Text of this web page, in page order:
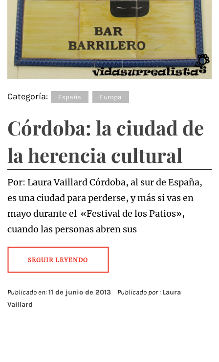
Categoría: España Europa
Córdoba: la ciudad de
la herencia cultural
Por: Laura Vaillard Córdoba, al sur de España,
es una ciudad para perderse, y más si vas en
mayo durante el «Festival de los Patios»,
cuando las personas abren sus
SEGUIR LEYENDO
Publicado en:11 de junio de 2013 Publicado por : Laura
Vaillard